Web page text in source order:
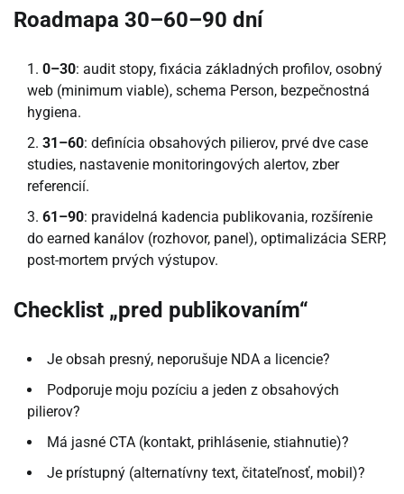
Roadmapa 30–60–90 dní
0–30: audit stopy, fixácia základných profilov, osobný
web (minimum viable), schema Person, bezpečnostná
hygiena.
31–60: definícia obsahových pilierov, prvé dve case
studies, nastavenie monitoringových alertov, zber
referencií.
61–90: pravidelná kadencia publikovania, rozšírenie
do earned kanálov (rozhovor, panel), optimalizácia SERP,
post-mortem prvých výstupov.
Checklist „pred publikovaním“
Je obsah presný, neporušuje NDA a licencie?
Podporuje moju pozíciu a jeden z obsahových
pilierov?
Má jasné CTA (kontakt, prihlásenie, stiahnutie)?
Je prístupný (alternatívny text, čitateľnosť, mobil)?